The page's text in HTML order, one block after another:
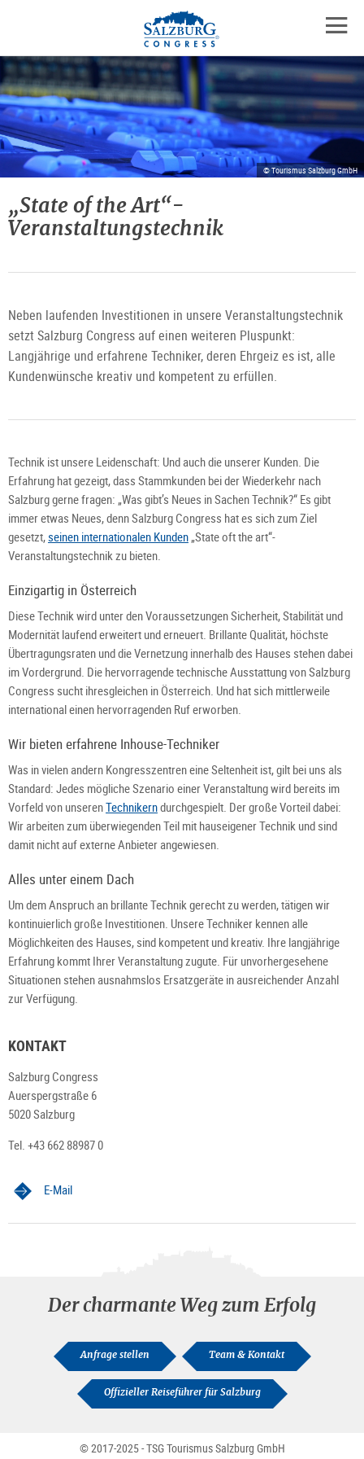
Zum
Inhalt
springen
Zum
Hauptmenü
springen
Zu
den
Kontaktinformationen
© Tourismus Salzburg GmbH
„State of the Art“-
Veranstaltungstechnik
Neben laufenden Investitionen in unsere Veranstaltungstechnik
setzt Salzburg Congress auf einen weiteren Pluspunkt:
Langjährige und erfahrene Techniker, deren Ehrgeiz es ist, alle
Kundenwünsche kreativ und kompetent zu erfüllen.
Technik ist unsere Leidenschaft: Und auch die unserer Kunden. Die
Erfahrung hat gezeigt, dass Stammkunden bei der Wiederkehr nach
Salzburg gerne fragen: „Was gibt’s Neues in Sachen Technik?“ Es gibt
immer etwas Neues, denn Salzburg Congress hat es sich zum Ziel
gesetzt,seinen internationalen Kunden „State oft the art“-
Veranstaltungstechnik zu bieten.
Einzigartig in Österreich
Diese Technik wird unter den Voraussetzungen Sicherheit, Stabilität und
Modernität laufend erweitert und erneuert. Brillante Qualität, höchste
Übertragungsraten und die Vernetzung innerhalb des Hauses stehen dabei
im Vordergrund. Die hervorragende technische Ausstattung von Salzburg
Congress sucht ihresgleichen in Österreich. Und hat sich mittlerweile
international einen hervorragenden Ruf erworben.
Wir bieten erfahrene Inhouse-Techniker
Was in vielen andern Kongresszentren eine Seltenheit ist, gilt bei uns als
Standard: Jedes mögliche Szenario einer Veranstaltung wird bereits im
Vorfeld von unserenTechnikerndurchgespielt. Der große Vorteil dabei:
Wir arbeiten zum überwiegenden Teil mit hauseigener Technik und sind
damit nicht auf externe Anbieter angewiesen.
Alles unter einem Dach
Um dem Anspruch an brillante Technik gerecht zu werden, tätigen wir
kontinuierlich große Investitionen. Unsere Techniker kennen alle
Möglichkeiten des Hauses, sind kompetent und kreativ. Ihre langjährige
Erfahrung kommt Ihrer Veranstaltung zugute. Für unvorhergesehene
Situationen stehen ausnahmslos Ersatzgeräte in ausreichender Anzahl
zur Verfügung.
KONTAKT
Salzburg Congress
Auerspergstraße 6
5020 Salzburg
Tel. +43 662 88987 0
E-Mail
Der charmante Weg zum Erfolg
Anfrage stellen Team & Kontakt
Offizieller Reiseführer für Salzburg
© 2017-2025 - TSG Tourismus Salzburg GmbH